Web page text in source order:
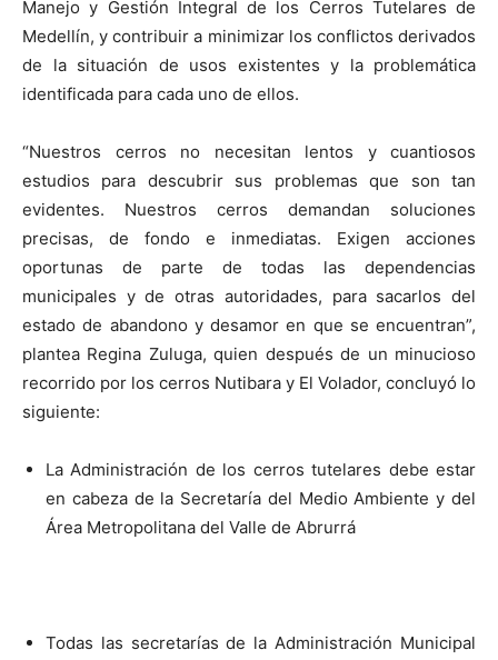
Manejo y Gestión Integral de los Cerros Tutelares de
Medellín, y contribuir a minimizar los conflictos derivados
de la situación de usos existentes y la problemática
identificada para cada uno de ellos.
“Nuestros cerros no necesitan lentos y cuantiosos
estudios para descubrir sus problemas que son tan
evidentes. Nuestros cerros demandan soluciones
precisas, de fondo e inmediatas. Exigen acciones
oportunas de parte de todas las dependencias
municipales y de otras autoridades, para sacarlos del
estado de abandono y desamor en que se encuentran”,
plantea Regina Zuluga, quien después de un minucioso
recorrido por los cerros Nutibara y El Volador, concluyó lo
siguiente:
La Administración de los cerros tutelares debe estar
en cabeza de la Secretaría del Medio Ambiente y del
Área Metropolitana del Valle de Abrurrá
Todas las secretarías de la Administración Municipal